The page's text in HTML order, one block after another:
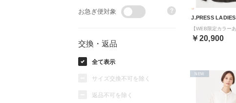
お急ぎ便対象 ?
交換・返品
全て表示
サイズ交換不可を除く
返品不可を除く
J.PRESS LADIES
￥20,900
NEW